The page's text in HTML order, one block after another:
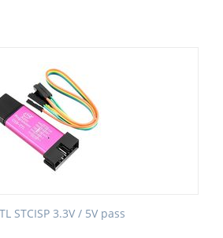
STCISP 3.3V / 5V pass